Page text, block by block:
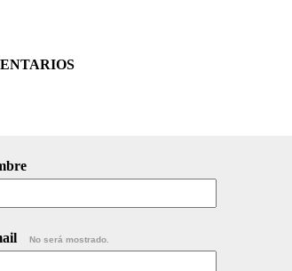
No será mostrado.